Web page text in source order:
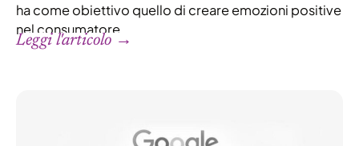
ha come obiettivo quello di creare emozioni positive
nel consumatore.
Leggi l'articolo →